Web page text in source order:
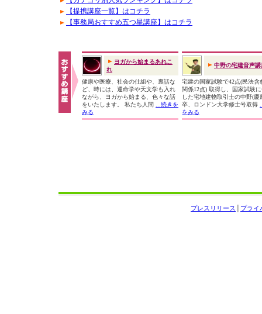
【提携講座一覧】はコチラ
【事務局おすすめ五つ星講座】はコチラ
ヨガから始まるあれこ
れ
健康や医療、社会の仕組や、裏話な
ど、時には、運命学や天文学も入れ
ながら、ヨガから始まる、色々な話
をいたします。 私たち人間
...続きを
みる
中野の宅建音声講
宅建の国家試験で42点(民法含
関係12点) 取得し、国家試験
した宅地建物取引士の中野(慶
卒、ロンドン大学修士号取得
をみる
プライ
プレスリリース